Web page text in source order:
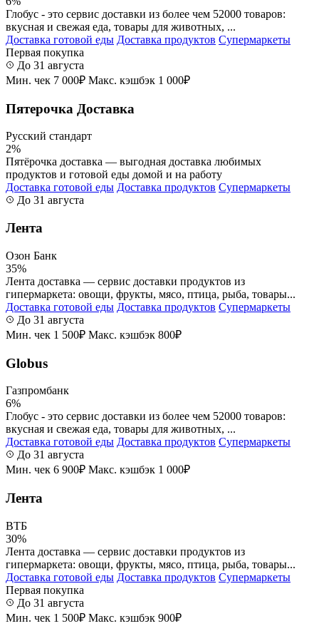
Глобус - это сервис доставки из более чем 52000 товаров:
вкусная и свежая еда, товары для животных, ...
Доставка готовой еды Доставка продуктов Супермаркеты
Первая покупка
До 31 августа
Мин. чек 7 000₽ Макс. кэшбэк 1 000₽
Пятерочка Доставка
Русский стандарт
2%
Пятёрочка доставка — выгодная доставка любимых
продуктов и готовой еды домой и на работу
Доставка готовой еды Доставка продуктов Супермаркеты
До 31 августа
Лента
Озон Банк
35%
Лента доставка — сервис доставки продуктов из
гипермаркета: овощи, фрукты, мясо, птица, рыба, товары...
Доставка готовой еды Доставка продуктов Супермаркеты
До 31 августа
Мин. чек 1 500₽ Макс. кэшбэк 800₽
Globus
Газпромбанк
6%
Глобус - это сервис доставки из более чем 52000 товаров:
вкусная и свежая еда, товары для животных, ...
Доставка готовой еды Доставка продуктов Супермаркеты
До 31 августа
Мин. чек 6 900₽ Макс. кэшбэк 1 000₽
Лента
ВТБ
30%
Лента доставка — сервис доставки продуктов из
гипермаркета: овощи, фрукты, мясо, птица, рыба, товары...
Доставка готовой еды Доставка продуктов Супермаркеты
Первая покупка
До 31 августа
Мин. чек 1 500₽ Макс. кэшбэк 900₽